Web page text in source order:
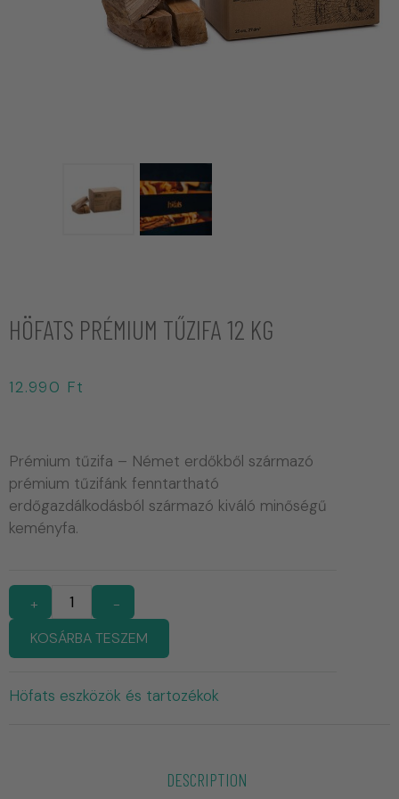
HÖFATS PRÉMIUM TŰZIFA 12 KG
12.990 Ft
Prémium tűzifa – Német erdőkből származó
prémium tűzifánk fenntartható
erdőgazdálkodásból származó kiváló minőségű
keményfa.
+
-
KOSÁRBA TESZEM
Höfats eszközök és tartozékok
DESCRIPTION